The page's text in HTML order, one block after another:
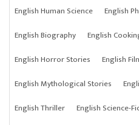
English Human Science
English
English Biography
English
English Horror Stories
English
English Mythological Stories
English Thriller
English Science-